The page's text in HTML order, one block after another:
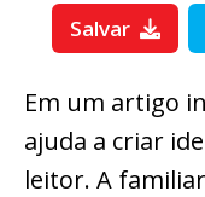
Salvar
Em um artigo
ajuda a criar
leitor. A